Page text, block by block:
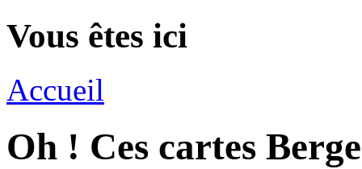
Vous êtes ici
Accueil
Oh ! Ces cartes